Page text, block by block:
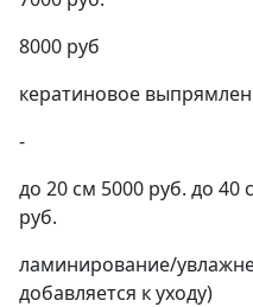
8000 руб
кератиновое
-
до 20 см 5000 руб. до 40
руб.
ламинирование/
добавляется к уходу)